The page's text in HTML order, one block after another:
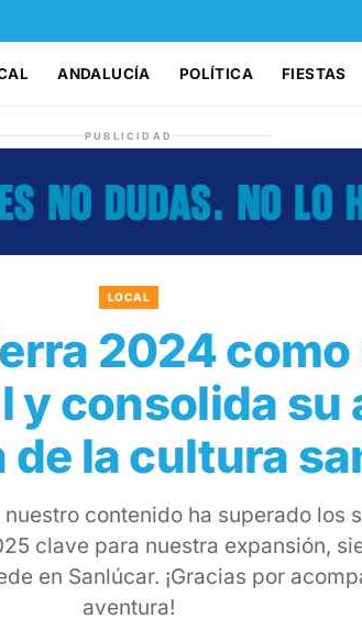
ANDALUCÍA POLÍTICA FIESTAS
PUBLICIDAD
LOCAL
2024
y consolida su
la cultura
contenido ha superado los
clave para nuestra expansión,
en Sanlúcar. ¡Gracias por
aventura!